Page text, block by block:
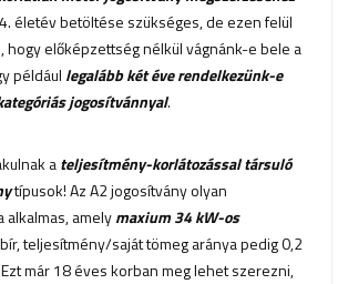
életév betöltése szükséges, de ezen felül
hogy előképzettség nélkül vágnánk-e bele a
például legalább két éve rendelkezünk-e
jogosítvánnyal.
ateljesítmény-korlátozással társuló
típusok! Az A2 jogosítvány olyan
amelymaxium 34 kW-os
teljesítmény/saját tömeg aránya pedig 0,2
már 18 éves korban meg lehet szerezni,